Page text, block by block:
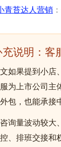
青苔达人营销
充说明：客
如果提到小店
为上市公司主
包，也能承接
询量波动较大
、排班交接和